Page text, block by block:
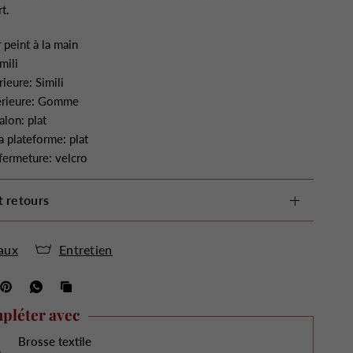
peint à la main
Simili
Gomme
plat
plateforme: plat
fermeture: velcro
retours
Entretien
avec
Brosse textile